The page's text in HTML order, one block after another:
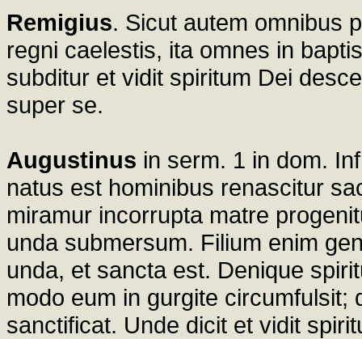
Remigius. Sicut autem omnibus
regni caelestis, ita omnes in
subditur et vidit spiritum Dei
super se.
Augustinus in serm. 1 in dom.
natus est hominibus renascitur
miramur incorrupta matre
unda submersum. Filium enim
unda, et sancta est. Denique
modo eum in gurgite
sanctificat. Unde dicit et vidit